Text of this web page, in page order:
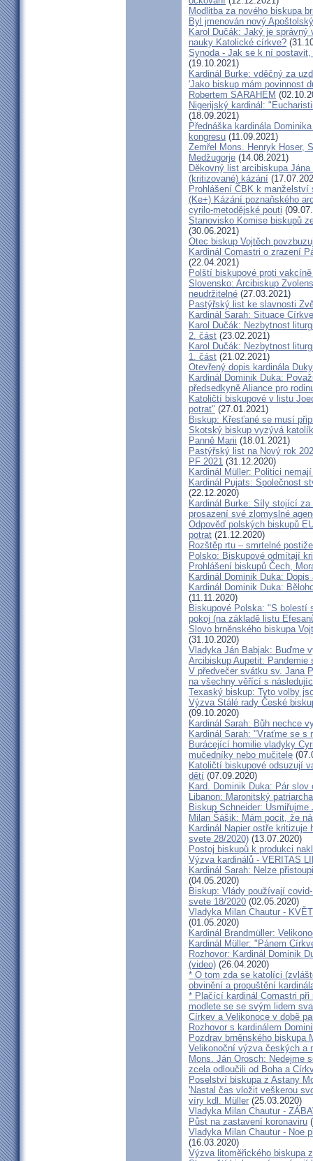
Modlitba za nového biskupa
Byl jmenován nový
Karol Dučák: Jaký je
nauky Katolické církve?
Synoda - Jak se k ní
(19.10.2021)
Kardinál Burke: vděčný za
'Jako biskup mám povinnost
Robertem SARAHEM
Nigerijský kardinál:
(18.09.2021)
Přednáška kardinála
kongresu (11.09.2021)
Zemřel Mons. Henryk Hoser,
Medžugorje (14.08.2021)
Děkovný list arcibiskupa
(kritizované) kázání
Prohlášení ČBK k manželství
(Ke+) Kázání poznaňského
cyrilo-metodějské pouti
Stanovisko Komise biskupů
(30.06.2021)
Otec biskup Vojtěch
Kardinál Comastri o zrazení
(22.04.2021)
Polští biskupové proti
Slovensko: Arcibiskup
neudržitelné (27.03.2021)
Pastýřský list ke slavnosti
Kardinál Sarah: Situace
Karol Dučák: Nezbytnost
2. část (23.02.2021)
Karol Dučák: Nezbytnost
1. část (21.02.2021)
Otevřený dopis kardinála
Kardinál Dominik Duka:
předsedkyně Aliance pro
Katoličtí biskupové v listu
potrat" (27.01.2021)
Biskup: Křesťané se musí
Skotský biskup vyzývá
Panně Marii (18.01.2021)
Pastýřský list na Nový rok
PF 2021 (31.12.2020)
Kardinál Müller: Politici
Kardinál Pujats: Společnost
(22.12.2020)
Kardinál Burke: Síly stojící
prosazení své zlomyslné
Odpověď polských biskupů
potrat (21.12.2020)
Rozštěp rtu – smrtelné
Polsko: Biskupové odmítají
Prohlášení biskupů Čech,
Kardinál Dominik Duka:
Kardinál Dominik Duka:
(11.11.2020)
Biskupové Polska: "S bolestí
pokoj (na základě listu
Slovo brněnského biskupa
(31.10.2020)
Vladyka Ján Babjak: Buďme
Arcibiskup Aupetit: Pandemie
V předvečer svátku sv. Jana
na všechny věřící s
Texaský biskup: Tyto volby
Výzva Stálé rady České
(09.10.2020)
Kardinál Sarah: Bůh nechce
Kardinál Sarah: "Vraťme se s
Burácející homilie vladyky
mučedníky nebo mučitele
Katoličtí biskupové odsuzují
dětí (07.09.2020)
Kard. Dominik Duka: Pár slov
Libanon: Maronitský
Biskup Schneider:
Milan Šášik: Mám pocit, že
Kardinál Napier ostře
svete 28/2020) (13.07.2020)
Postoj biskupů k produkci
Výzva kardinálů - VERITAS
Kardinál Sarah: Nelze
(04.05.2020)
Biskup: Vlády používají
svete 18/2020 (02.05.2020)
Vladyka Milan Chautur -
(01.05.2020)
Kardinál Brandmüller:
Kardinál Müller: "Pánem
Rozhovor: Kardinál Dominik
(video) (26.04.2020)
* O tom zda se katolíci
obvinění a propuštění
* Plačící kardinál Comastri
modlete se se svým lidem
Církev a Velikonoce v době
Rozhovor s kardinálem
Pozdrav brněnského biskupa
Velikonoční výzva českých a
Mons. Ján Orosch: Nedejme
zcela odloučili od Boha a
Poselství biskupa z Astany
'Nastal čas vložit veškerou
víry kdl. Müller (25.03.2020)
Vladyka Milan Chautur -
Půst na zastavení koronaviru
Vladyka Milan Chautur - Noe
(16.03.2020)
Výzva litoměřického biskupa